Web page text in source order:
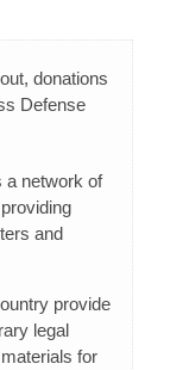
donations
Defense
a network of
and
provide
legal
for